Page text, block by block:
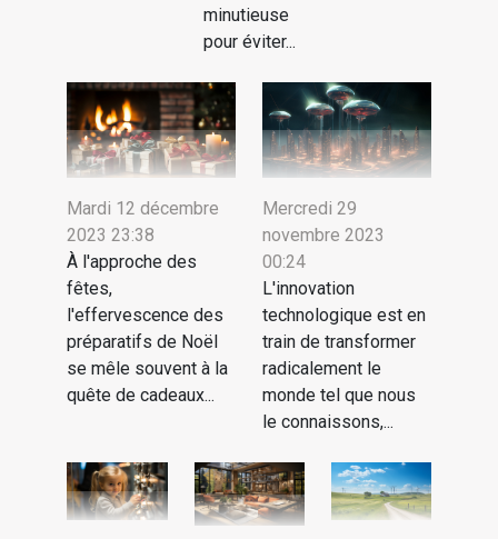
minutieuse
pour éviter...
Mardi 12 décembre
2023 23:38
À l'approche des
fêtes,
l'effervescence des
préparatifs de Noël
se mêle souvent à la
quête de cadeaux...
Mercredi 29
novembre 2023
00:24
L'innovation
technologique est en
train de transformer
radicalement le
monde tel que nous
le connaissons,...